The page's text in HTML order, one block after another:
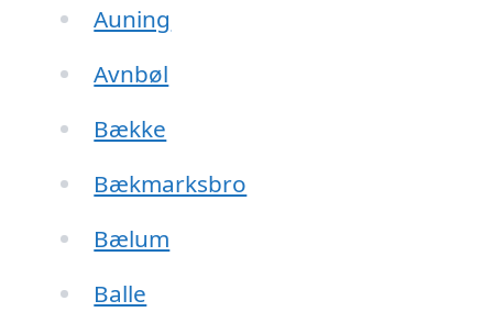
Auning
Avnbøl
Bække
Bækmarksbro
Bælum
Balle